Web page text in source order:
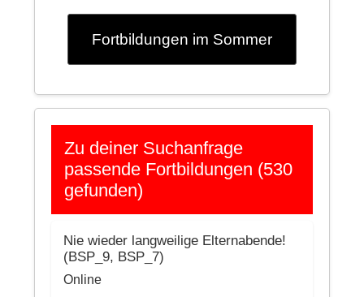
Fortbildungen im Sommer
Zu deiner Suchanfrage
passende Fortbildungen (530
gefunden)
Nie wieder langweilige Elternabende!
(BSP_9, BSP_7)
Online